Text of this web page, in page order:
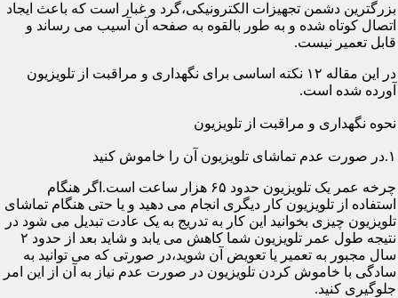
بزرگترین دشمن تجهیزات الکترونیکی،گرد و غبار است که باعث ایجاد
اتصال کوتاه شده و به طور بالقوه به صفحه آن آسیب می رساند و
قابل تعمیر نیست.
در این مقاله ۱۲ نکته اساسی برای نگهداری و مراقبت از تلویزیون
آورده شده است.
نحوه نگهداری و مراقبت از تلویزیون
۱.در صورت عدم تماشای تلویزیون آن را خاموش کنید
چرخه عمر یک تلویزیون حدود ۶۵ هزار ساعت است.اگر هنگام
استفاده از تلویزیون کار دیگری انجام می دهید و یا حتی هنگام تماشای
تلویزیون چیزی بخوانید این کار به تدریج به یک عادت تبدیل می شود در
نتیجه طول عمر تلویزیون شما کاهش می یابد و شاید بعد از حدود ۲
سال مجبور به تعمیر یا تعویض آن شوید،در صورتی که می توانید به
سادگی با خاموش کردن تلویزیون در صورت عدم نیاز به آن از این امر
جلوگیری کنید.